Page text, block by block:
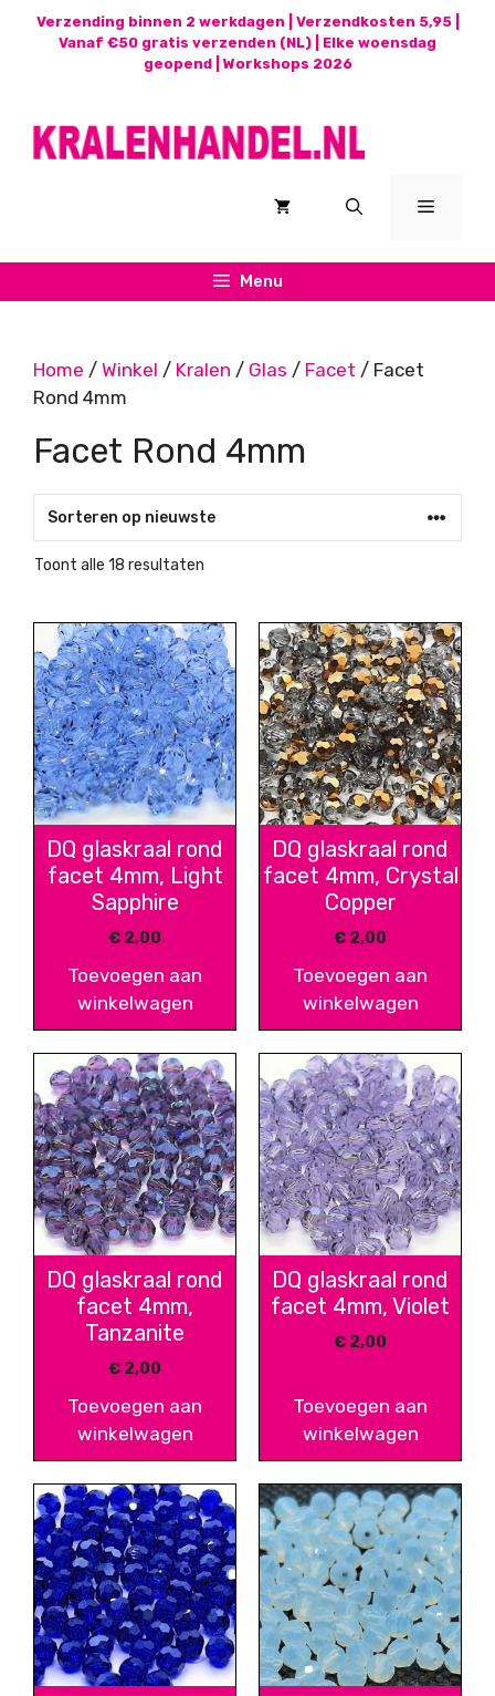
Verzending binnen 2 werkdagen | Verzendkosten 5,95 |
Vanaf €50 gratis verzenden (NL) | Elke woensdag
geopend | Workshops 2026
Menu
Menu
Home / Winkel / Kralen / Glas / Facet / Facet
Rond 4mm
Facet Rond 4mm
Toont alle 18 resultaten
DQ glaskraal rond
facet 4mm, Light
Sapphire
€ 2,00
Toevoegen aan
winkelwagen
DQ glaskraal rond
facet 4mm, Crystal
Copper
€ 2,00
Toevoegen aan
winkelwagen
DQ glaskraal rond
facet 4mm,
Tanzanite
€ 2,00
Toevoegen aan
winkelwagen
DQ glaskraal rond
facet 4mm, Violet
€ 2,00
Toevoegen aan
winkelwagen